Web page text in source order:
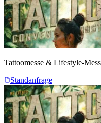
Tattoomesse & Lifestyle-
Standanfrage